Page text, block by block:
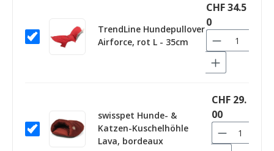
TrendLine Hundepullover
Airforce, rot L - 35cm
CHF 34.5
0
swisspet Hunde- &
Katzen-Kuschelhöhle
Lava, bordeaux
CHF 29.
00